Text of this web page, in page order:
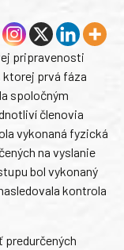
pripravenosti
ktorej prvá fáza
spoločným
členovia
vykonaná fyzická
na vyslanie
bol vykonaný
kontrola